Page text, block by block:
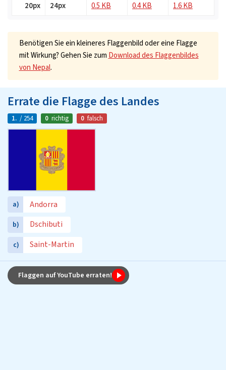
20px
24px 0.5 KB 0.4 KB 1.6 KB
Benötigen Sie ein kleineres Flaggenbild oder eine Flagge
mit Wirkung? Gehen Sie zumDownload des Flaggenbildes
von Nepal.
Errate die Flagge des Landes
1. / 254 0 richtig 0 falsch
a) Andorra
b) Dschibuti
c) Saint-Martin
Flaggen auf YouTube erraten!